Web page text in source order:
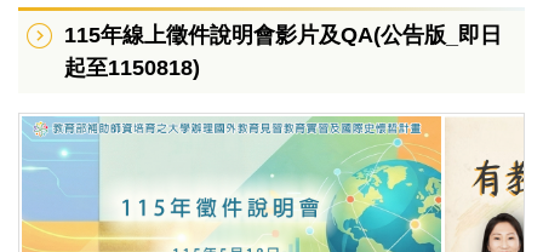
115年線上徵件說明會影片及QA(公告版_即日
起至1150818)